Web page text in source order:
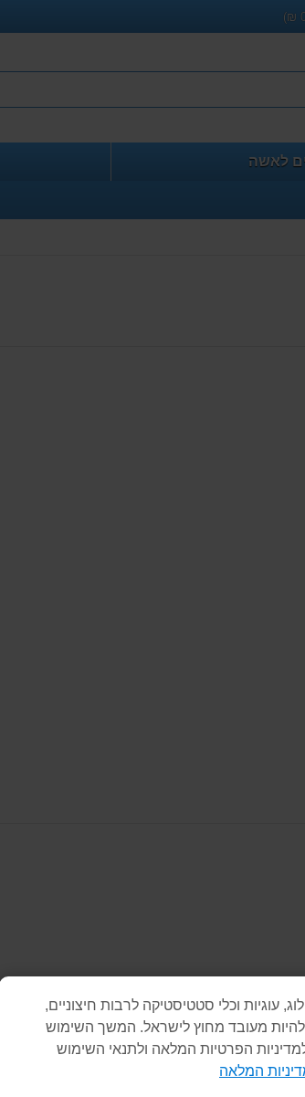
עוגיות וכלי סטטיסטיקה לרבות חיצוניים,
מעובד מחוץ לישראל. המשך השימוש
הפרטיות המלאה ולתנאי השימוש
המלאה
₪)
לאשה